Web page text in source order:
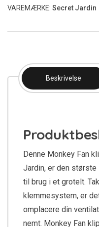
VAREMÆRKE: Secret Jardin
Beskrivelse
Denne Monkey Fan
Jardin, er den
til brug i et grotelt.
klemmesystem, er
omplacere din
nemt. Monkey Fan